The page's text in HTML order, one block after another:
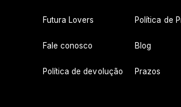
Futura Lovers Política de
Fale conosco Blog
Política de devolução Prazos